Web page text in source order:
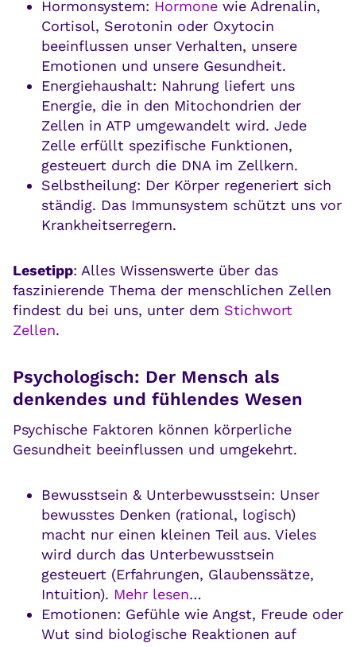
Hormonsystem: Hormone wie Adrenalin,
Cortisol, Serotonin oder Oxytocin
beeinflussen unser Verhalten, unsere
Emotionen und unsere Gesundheit.
Energiehaushalt: Nahrung liefert uns
Energie, die in den Mitochondrien der
Zellen in ATP umgewandelt wird. Jede
Zelle erfüllt spezifische Funktionen,
gesteuert durch die DNA im Zellkern.
Selbstheilung: Der Körper regeneriert sich
ständig. Das Immunsystem schützt uns vor
Krankheitserregern.
Lesetipp: Alles Wissenswerte über das
faszinierende Thema der menschlichen Zellen
findest du bei uns, unter dem Stichwort
Zellen.
Psychologisch: Der Mensch als
denkendes und fühlendes Wesen
Psychische Faktoren können körperliche
Gesundheit beeinflussen und umgekehrt.
Bewusstsein & Unterbewusstsein: Unser
bewusstes Denken (rational, logisch)
macht nur einen kleinen Teil aus. Vieles
wird durch das Unterbewusstsein
gesteuert (Erfahrungen, Glaubenssätze,
Intuition). Mehr lesen…
Emotionen: Gefühle wie Angst, Freude oder
Wut sind biologische Reaktionen auf